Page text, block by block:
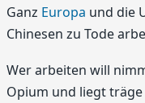
Ganz Europa und die
Chinesen zu Tode
Wer arbeiten will
Opium und liegt